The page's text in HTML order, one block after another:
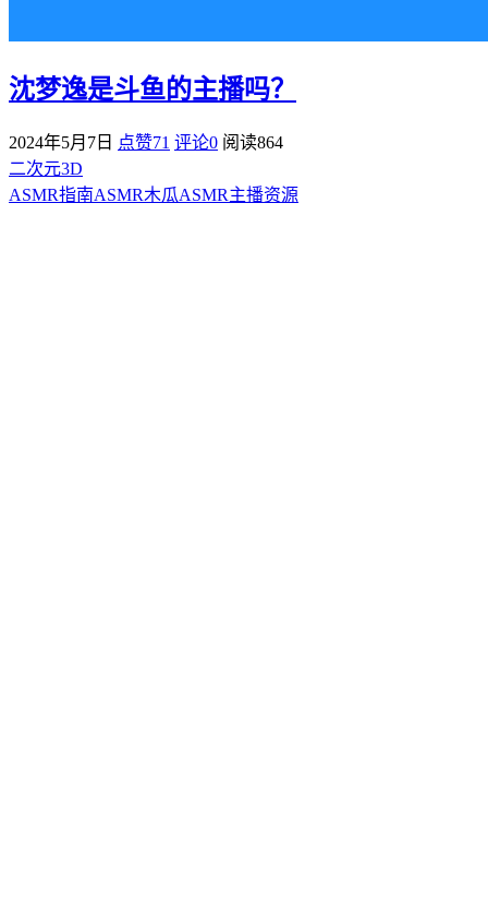
沈梦逸是斗鱼的主播吗？
2024年5月7日 点赞71 评论0 阅读864
二次元3D
ASMR指南ASMR木瓜ASMR主播资源